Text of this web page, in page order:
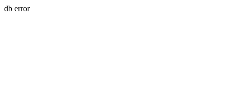
db error